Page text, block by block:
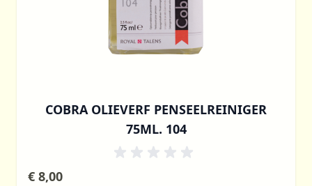
COBRA OLIEVERF PENSEELREINIGER
75ML. 104
€ 8,00